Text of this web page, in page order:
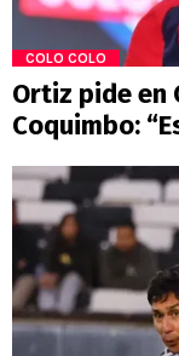
COLO COLO
Ortiz pide en
Coquimbo: